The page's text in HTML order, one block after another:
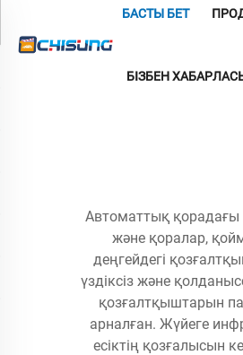
БАСТЫ БЕТ
БІЗБЕН
Автоматтық қорадағы
және қоралар,
деңгейдегі
үздіксіз және
қозғалтқыштарын
арналған. Жүйеге
есіктің қозғалысын